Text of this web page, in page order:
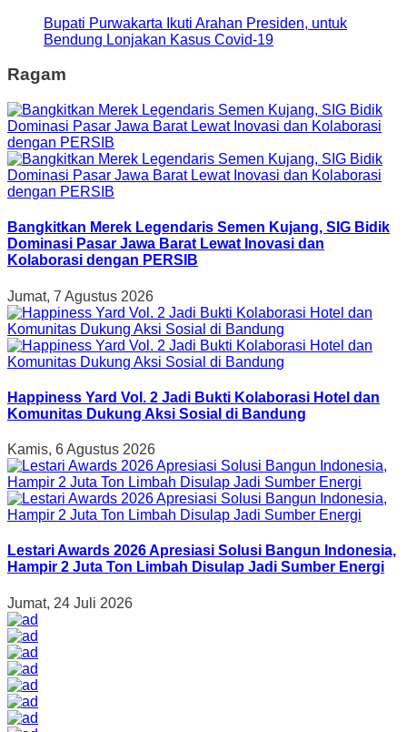
Bupati Purwakarta Ikuti Arahan Presiden, untuk
Bendung Lonjakan Kasus Covid-19
Ragam
Bangkitkan Merek Legendaris Semen Kujang, SIG Bidik
Dominasi Pasar Jawa Barat Lewat Inovasi dan
Kolaborasi dengan PERSIB
Jumat, 7 Agustus 2026
Happiness Yard Vol. 2 Jadi Bukti Kolaborasi Hotel dan
Komunitas Dukung Aksi Sosial di Bandung
Kamis, 6 Agustus 2026
Lestari Awards 2026 Apresiasi Solusi Bangun Indonesia,
Hampir 2 Juta Ton Limbah Disulap Jadi Sumber Energi
Jumat, 24 Juli 2026